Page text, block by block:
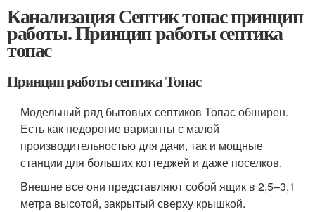
Канализация Септик топас принцип
работы. Принцип работы септика
топас
Принцип работы септика Топас
Модельный ряд бытовых септиков Топас обширен.
Есть как недорогие варианты с малой
производительностью для дачи, так и мощные
станции для больших коттеджей и даже поселков.
Внешне все они представляют собой ящик в 2,5–3,1
метра высотой, закрытый сверху крышкой.